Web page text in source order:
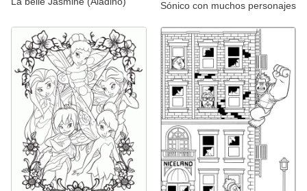
Sónico con muchos personajes